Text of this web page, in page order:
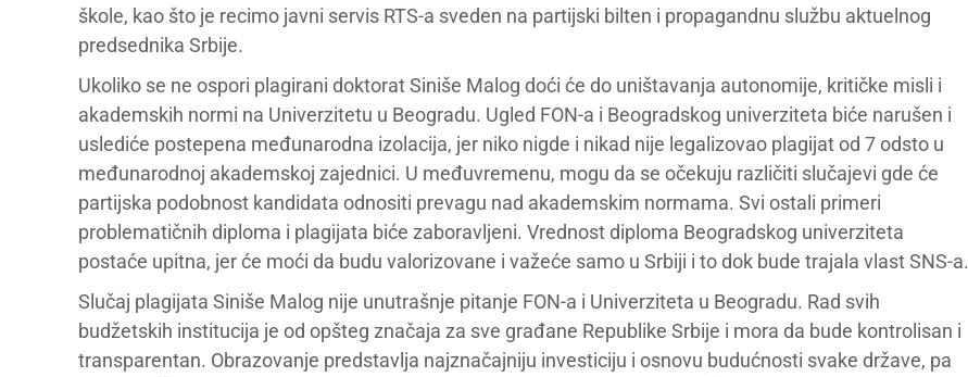
škole, kao što je recimo javni servis RTS-a sveden na partijski bilten i propagandnu službu aktuelnog
predsednika Srbije.
Ukoliko se ne ospori plagirani doktorat Siniše Malog doći će do uništavanja autonomije, kritičke misli i
akademskih normi na Univerzitetu u Beogradu. Ugled FON-a i Beogradskog univerziteta biće narušen i
uslediće postepena međunarodna izolacija, jer niko nigde i nikad nije legalizovao plagijat od 7 odsto u
međunarodnoj akademskoj zajednici. U međuvremenu, mogu da se očekuju različiti slučajevi gde će
partijska podobnost kandidata odnositi prevagu nad akademskim normama. Svi ostali primeri
problematičnih diploma i plagijata biće zaboravljeni. Vrednost diploma Beogradskog univerziteta
postaće upitna, jer će moći da budu valorizovane i važeće samo u Srbiji i to dok bude trajala vlast SNS-a.
Slučaj plagijata Siniše Malog nije unutrašnje pitanje FON-a i Univerziteta u Beogradu. Rad svih
budžetskih institucija je od opšteg značaja za sve građane Republike Srbije i mora da bude kontrolisan i
transparentan. Obrazovanje predstavlja najznačajniju investiciju i osnovu budućnosti svake države, pa